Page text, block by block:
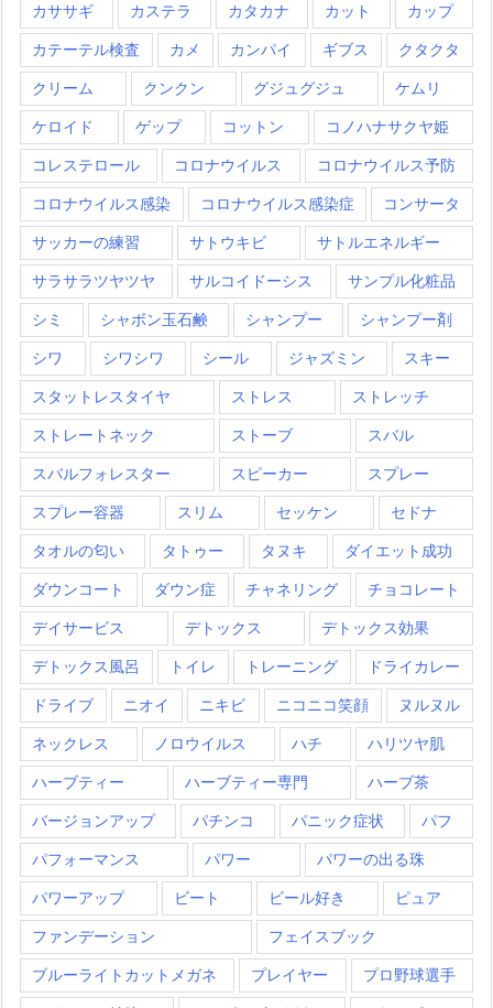
カササギ カステラ カタカナ カット カップ
カテーテル検査 カメ カンパイ ギブス クタクタ
クリーム クンクン グジュグジュ ケムリ
ケロイド ゲップ コットン コノハナサクヤ姫
コレステロール コロナウイルス コロナウイルス予防
コロナウイルス感染 コロナウイルス感染症 コンサータ
サッカーの練習 サトウキビ サトルエネルギー
サラサラツヤツヤ サルコイドーシス サンプル化粧品
シミ シャボン玉石鹸 シャンプー シャンプー剤
シワ シワシワ シール ジャズミン スキー
スタットレスタイヤ ストレス ストレッチ
ストレートネック ストーブ スバル
スバルフォレスター スピーカー スプレー
スプレー容器 スリム セッケン セドナ
タオルの匂い タトゥー タヌキ ダイエット成功
ダウンコート ダウン症 チャネリング チョコレート
デイサービス デトックス デトックス効果
デトックス風呂 トイレ トレーニング ドライカレー
ドライブ ニオイ ニキビ ニコニコ笑顔 ヌルヌル
ネックレス ノロウイルス ハチ ハリツヤ肌
ハーブティー ハーブティー専門 ハーブ茶
バージョンアップ パチンコ パニック症状 パフ
パフォーマンス パワー パワーの出る珠
パワーアップ ビート ビール好き ピュア
ファンデーション フェイスブック
ブルーライトカットメガネ プレイヤー プロ野球選手